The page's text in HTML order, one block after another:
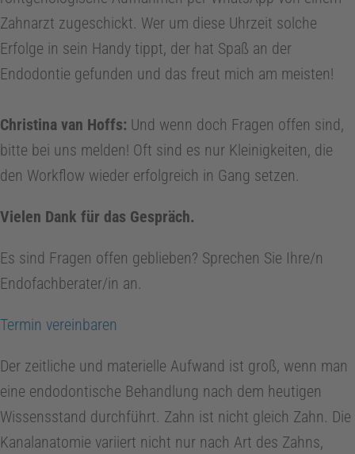
e
Z
a
h
n
t
e
h
n
Zahnarzt zugeschickt. Wer um diese Uhrzeit solche
Erfolge in sein Handy tippt, der hat Spaß an der
Endodontie gefunden und das freut mich am meisten!
Christina van Hoffs: Und wenn doch Fragen offen sind,
bitte bei uns melden! Oft sind es nur Kleinigkeiten, die
den Workflow wieder erfolgreich in Gang setzen.
Vielen Dank für das Gespräch.
Es sind Fragen offen geblieben? Sprechen Sie Ihre/n
Endofachberater/in an.
Termin vereinbaren
Der zeitliche und materielle Aufwand ist groß, wenn man
eine endodontische Behandlung nach dem heutigen
Wissensstand durchführt. Zahn ist nicht gleich Zahn. Die
Kanalanatomie variiert nicht nur nach Art des Zahns,